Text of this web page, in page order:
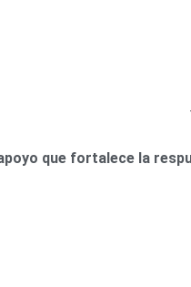
que fortalece la